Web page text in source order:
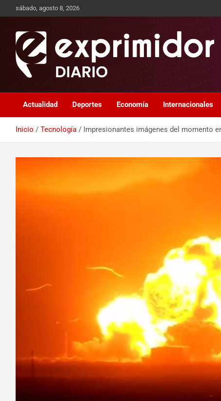
sábado, agosto 8, 2026
Exprimidor media
Actualidad Deportes Economía Internacionales
Inicio Tecnología Impresionantes imágenes del momento